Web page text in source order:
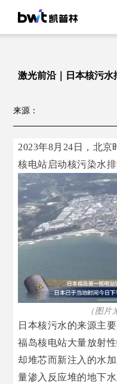
激光前沿｜日本核污
来源：
2023年8月24日，北
核电站启动核污染水排
（图片
日本核污水的来源主
福岛核电站大量放射
却堆芯而新注入的水
量渗入反应堆的地下